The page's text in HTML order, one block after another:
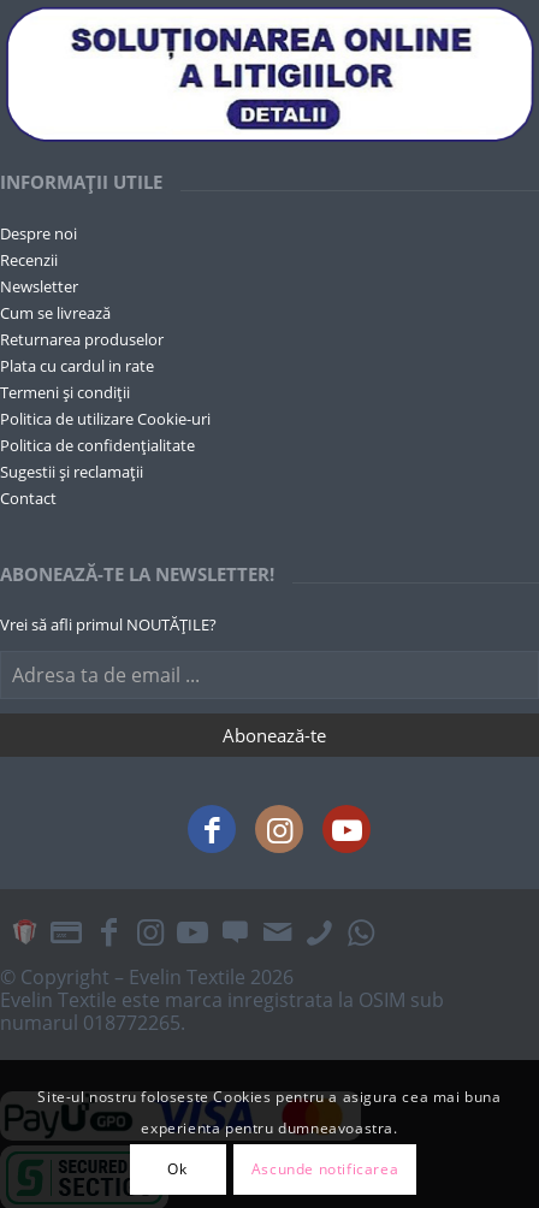
INFORMAȚII UTILE
Despre noi
Recenzii
Newsletter
Cum se livrează
Returnarea produselor
Plata cu cardul in rate
Termeni și condiții
Politica de utilizare Cookie-uri
Politica de confidențialitate
Sugestii și reclamații
Contact
ABONEAZĂ-TE LA NEWSLETTER!
Vrei să afli primul NOUTĂȚILE?
© Copyright – Evelin Textile 2026
Evelin Textile este marca inregistrata la OSIM sub
numarul 018772265.
Site-ul nostru foloseste Cookies pentru a asigura cea mai buna
experienta pentru dumneavoastra.
Ok Ascunde notificarea